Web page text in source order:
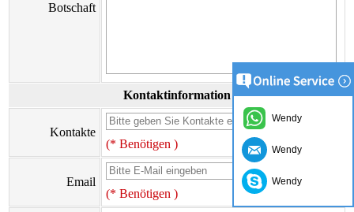
Botschaft
Kontaktinformation
Kontakte
(* Benötigen )
Email
(* Benötigen )
Wendy
Wendy
Wendy